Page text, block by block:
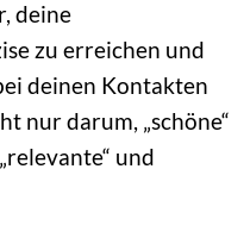
deine
zu erreichen und
deinen Kontakten
nur darum, „schöne“
und